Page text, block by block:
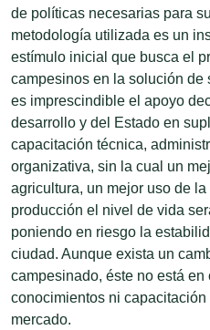
de políticas necesarias para
metodología utilizada es un
estímulo inicial que busca el
campesinos en la solución de
es imprescindible el apoyo
desarrollo y del Estado en
capacitación técnica,
organizativa, sin la cual un
agricultura, un mejor uso de
producción el nivel de vida
poniendo en riesgo la
ciudad. Aunque exista un
campesinado, éste no está
conocimientos ni
mercado.